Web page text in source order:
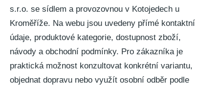
s.r.o. se sídlem a provozovnou v Kotojedech u
Kroměříže. Na webu jsou uvedeny přímé kontaktní
údaje, produktové kategorie, dostupnost zboží,
návody a obchodní podmínky. Pro zákazníka je
praktická možnost konzultovat konkrétní variantu,
objednat dopravu nebo využít osobní odběr podle